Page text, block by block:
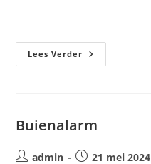
Lees Verder PostNL
Buienalarm
Bericht
admin
Bericht21 mei 2024